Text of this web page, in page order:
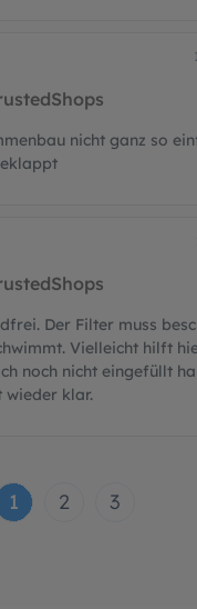
Sternen
nicht ganz so
Sternen
Der Filter muss
Vielleicht hilft
noch nicht eingefüllt
wieder klar.
1 2 3